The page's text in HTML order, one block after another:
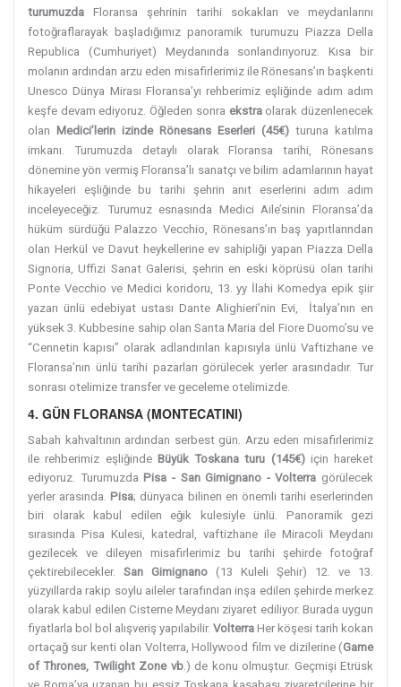
turumuzda Floransa şehrinin tarihi sokakları ve meydanlarını
fotoğraflarayak başladığımız panoramik turumuzu Piazza Della
Republica (Cumhuriyet) Meydanında sonlandırıyoruz. Kısa bir
molanın ardından arzu eden misafirlerimiz ile Rönesans’ın başkenti
Unesco Dünya Mirası Floransa’yı rehberimiz eşliğinde adım adım
keşfe devam ediyoruz. Öğleden sonra ekstraolarak düzenlenecek
olan
Medici’lerin izinde Rönesans Eserleri (45€) turuna katılma
imkanı. Turumuzda detaylı olarak Floransa tarihi, Rönesans
dönemine yön vermiş Floransa’lı sanatçı ve bilim adamlarının hayat
hikayeleri eşliğinde bu tarihi şehrin anıt eserlerini adım adım
inceleyeceğiz. Turumuz esnasında Medici Aile’sinin Floransa’da
hüküm sürdüğü Palazzo Vecchio, Rönesans’ın baş yapıtlarından
olan Herkül ve Davut heykellerine ev sahipliği yapan Piazza Della
Signoria, Uffizi Sanat Galerisi, şehrin en eski köprüsü olan tarihi
Ponte Vecchio ve Medici koridoru, 13. yy İlahi Komedya epik şiir
yazarı ünlü edebiyat ustası Dante Alighieri’nin Evi, İtalya’nın en
yüksek 3. Kubbesine sahip olan Santa Maria del Fiore Duomo’su ve
“Cennetin kapısı” olarak adlandırılan kapısıyla ünlü Vaftizhane ve
Floransa’nın ünlü tarihi pazarları görülecek yerler arasındadır. Tur
sonrası otelimize transfer ve geceleme otelimizde.
4. GÜN FLORANSA (MONTECATINI)
Sabah kahvaltının ardından serbest gün. Arzu eden misafirlerimiz
ile rehberimiz eşliğinde Büyük Toskana turu (145€)için hareket
ediyoruz. Turumuzda Pisa - San Gimignano - Volterra görülecek
yerler arasında. Pisa; dünyaca bilinen en önemli tarihi eserlerinden
biri olarak kabul edilen eğik kulesiyle ünlü. Panoramik gezi
sırasında Pisa Kulesi, katedral, vaftizhane ile Miracoli Meydanı
gezilecek ve dileyen misafirlerimiz bu tarihi şehirde fotoğraf
çektirebilecekler. San Gimignano (13 Kuleli Şehir) 12. ve 13.
yüzyıllarda rakip soylu aileler tarafından inşa edilen şehirde merkez
olarak kabul edilen Cisterne Meydanı ziyaret ediliyor. Burada uygun
fiyatlarla bol bol alışveriş yapılabilir. Volterra Her köşesi tarih kokan
ortaçağ sur kenti olan Volterra, Hollywood film ve dizilerine (Game
of Thrones, Twilight Zone vb.) de konu olmuştur. Geçmişi Etrüsk